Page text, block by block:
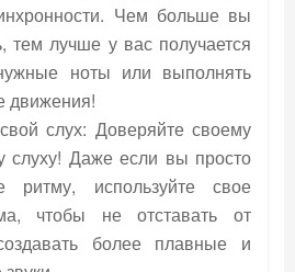
Чем больше вы
тем лучше у вас получается
ноты или выполнять
движения!
слух: Доверяйте своему
слуху! Даже если вы просто
ритму, используйте свое
чтобы не отставать от
более плавные и